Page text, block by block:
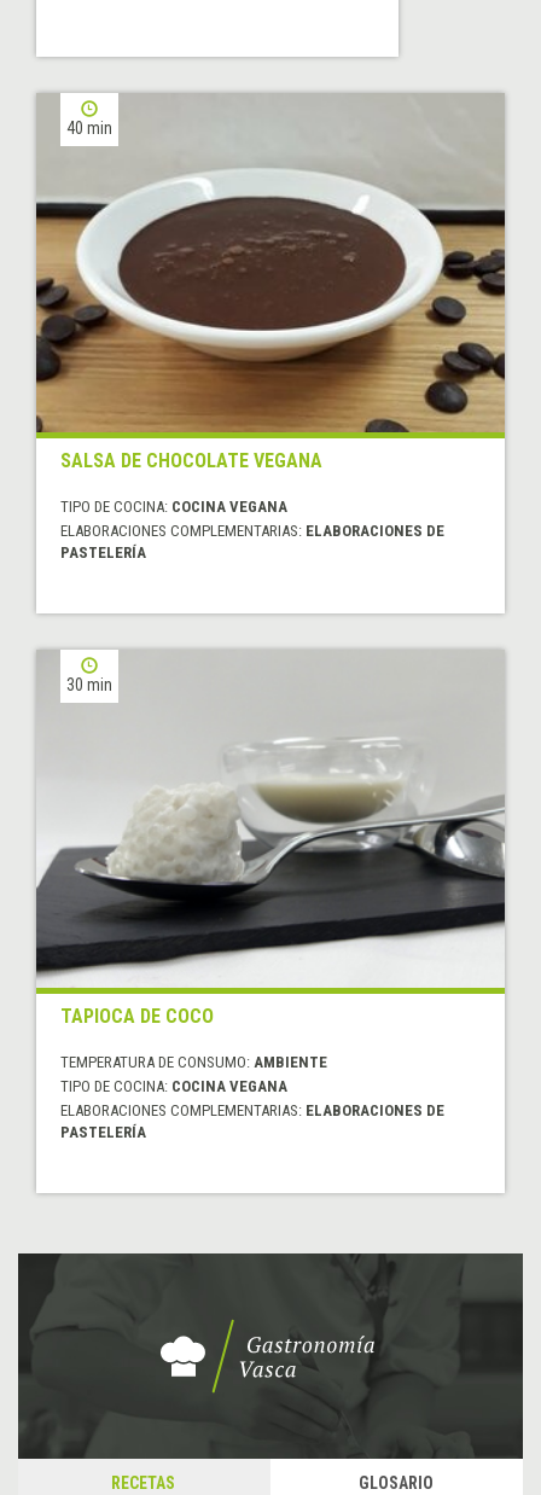
40 min
SALSA DE CHOCOLATE VEGANA
TIPO DE COCINA: COCINA VEGANA
ELABORACIONES COMPLEMENTARIAS: ELABORACIONES DE
PASTELERÍA
30 min
TAPIOCA DE COCO
TEMPERATURA DE CONSUMO: AMBIENTE
TIPO DE COCINA: COCINA VEGANA
ELABORACIONES COMPLEMENTARIAS: ELABORACIONES DE
PASTELERÍA
RECETAS GLOSARIO